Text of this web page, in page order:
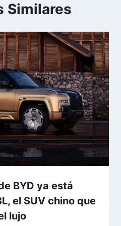
Similares
BYD ya está
el SUV chino que
lujo